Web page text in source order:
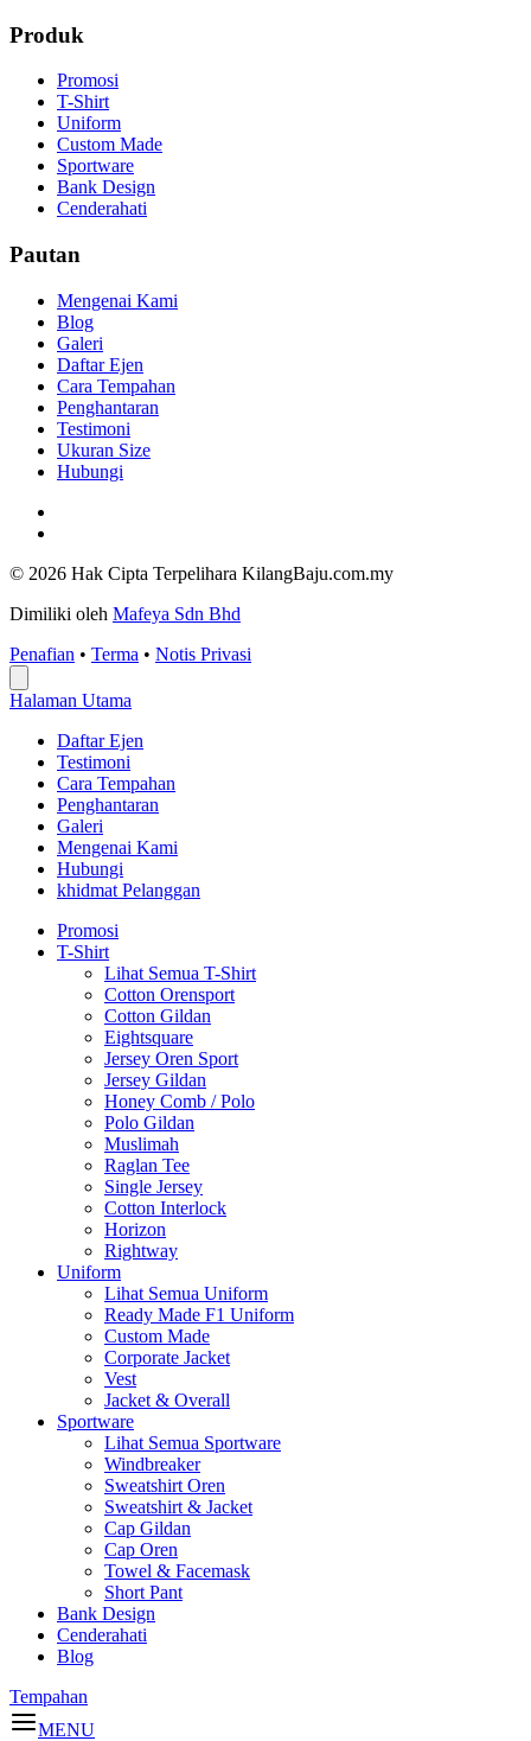
Produk
Promosi
T-Shirt
Uniform
Custom Made
Sportware
Bank Design
Cenderahati
Pautan
Mengenai Kami
Blog
Galeri
Daftar Ejen
Cara Tempahan
Penghantaran
Testimoni
Ukuran Size
Hubungi
© 2026 Hak Cipta Terpelihara KilangBaju.com.my
Dimiliki oleh Mafeya Sdn Bhd
Penafian • Terma • Notis Privasi
Halaman Utama
Daftar Ejen
Testimoni
Cara Tempahan
Penghantaran
Galeri
Mengenai Kami
Hubungi
khidmat Pelanggan
Promosi
T-Shirt
Lihat Semua T-Shirt
Cotton Orensport
Cotton Gildan
Eightsquare
Jersey Oren Sport
Jersey Gildan
Honey Comb / Polo
Polo Gildan
Muslimah
Raglan Tee
Single Jersey
Cotton Interlock
Horizon
Rightway
Uniform
Lihat Semua Uniform
Ready Made F1 Uniform
Custom Made
Corporate Jacket
Vest
Jacket & Overall
Sportware
Lihat Semua Sportware
Windbreaker
Sweatshirt Oren
Sweatshirt & Jacket
Cap Gildan
Cap Oren
Towel & Facemask
Short Pant
Bank Design
Cenderahati
Blog
Tempahan
MENU